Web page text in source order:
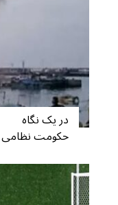
در یک نگاه
حکومت